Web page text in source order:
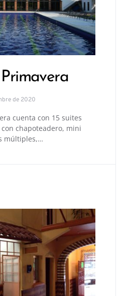
de 2020
cuenta con 15 suites
chapoteadero, mini
múltiples,…